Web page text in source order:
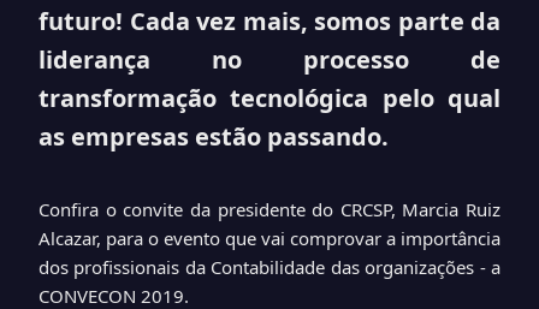
futuro! Cada vez mais, somos parte da
liderança no processo de
transformação tecnológica pelo qual
as empresas estão passando.
Confira o convite da presidente do CRCSP, Marcia Ruiz
Alcazar, para o evento que vai comprovar a importância
dos profissionais da Contabilidade das organizações - a
CONVECON 2019.